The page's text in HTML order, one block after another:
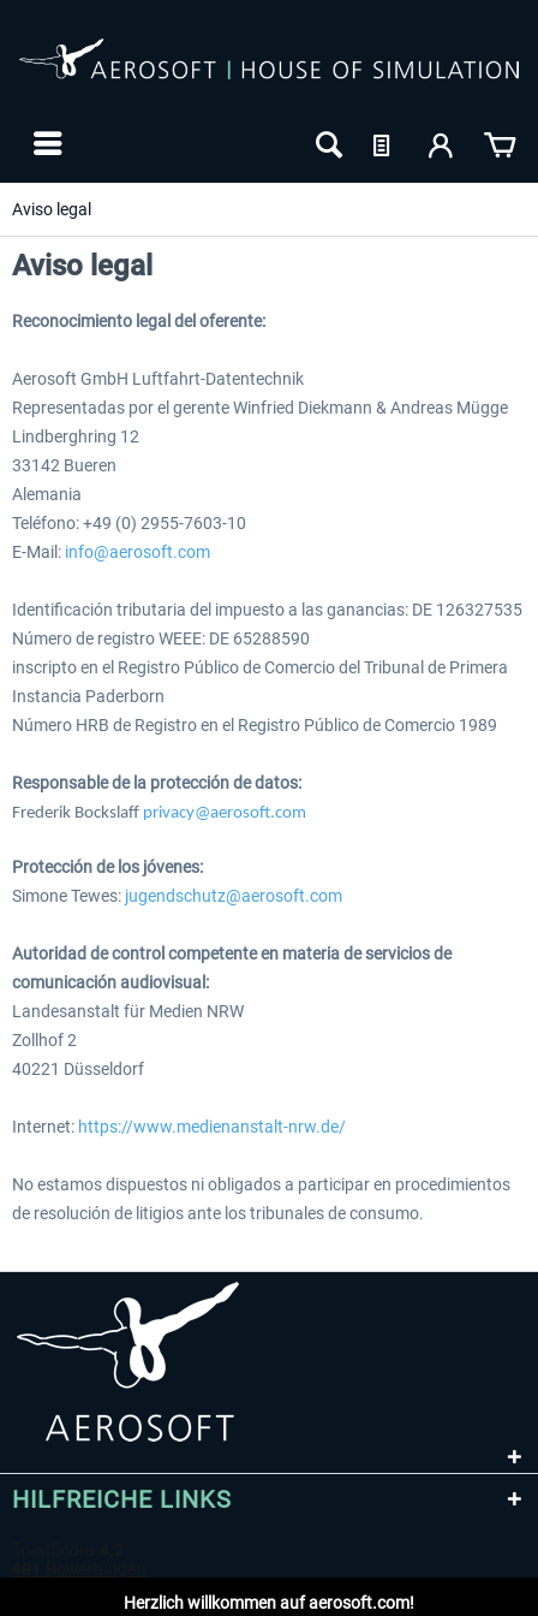
Aviso legal
EmergencyDispatcherPro - 24h Free
Trial
0,00 € * 35,69 € *
Aviso legal
Reconocimiento legal del oferente:
Aerosoft GmbH Luftfahrt-Datentechnik
Representadas por el gerente Winfried Diekmann & Andreas Mügge
Lindberghring 12
33142 Bueren
Alemania
Teléfono: +49 (0) 2955-7603-10
E-Mail: info@aerosoft.com
Identificación tributaria del impuesto a las ganancias: DE 126327535
Número de registro WEEE: DE 65288590
inscripto en el Registro Público de Comercio del Tribunal de Primera
Instancia Paderborn
Número HRB de Registro en el Registro Público de Comercio 1989
Responsable de la protección de datos:
Frederik Bockslaff privacy@aerosoft.com
Protección de los jóvenes:
Simone Tewes: jugendschutz@aerosoft.com
Autoridad de control competente en materia de servicios de
comunicación audiovisual:
Landesanstalt für Medien NRW
Zollhof 2
40221 Düsseldorf
Internet: https://www.medienanstalt-nrw.de/
No estamos dispuestos ni obligados a participar en procedimientos
de resolución de litigios ante los tribunales de consumo.
HILFREICHE LINKS
Herzlich willkommen auf aerosoft.com!